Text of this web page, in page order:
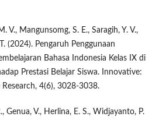
V., Mangunsomg, S. E., Saragih, Y. V.,
(2024). Pengaruh Penggunaan
Bahasa Indonesia Kelas IX di
Prestasi Belajar Siswa. Innovative:
4(6), 3028-3038.
Genua, V., Herlina, E. S., Widjayanto, P.